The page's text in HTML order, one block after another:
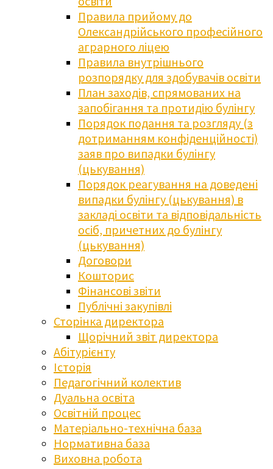
Правила прийому до
Олександрійського професійного
аграрного ліцею
Правила внутрішнього
розпорядку для здобувачів освіти
План заходів, спрямованих на
запобігання та протидію булінгу
Порядок подання та розгляду (з
дотриманням конфіденційності)
заяв про випадки булінгу
(цькування)
Порядок реагування на доведені
випадки булінгу (цькування) в
закладі освіти та відповідальність
осіб, причетних до булінгу
(цькування)
Договори
Кошторис
Фінансові звіти
Публічні закупівлі
Сторінка директора
Щорічний звіт директора
Абітурієнту
Історія
Педагогічний колектив
Дуальна освіта
Освітній процес
Матеріально-технічна база
Нормативна база
Виховна робота